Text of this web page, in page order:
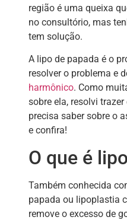
região é uma queixa
no consultório, mas
tem solução.
A lipo de papada é o
resolver o problema e
harmônico. Como
sobre ela, resolvi
precisa saber sobre o
e confira!
O que é
Também conhecida
papada ou lipoplastia
remove o excesso de